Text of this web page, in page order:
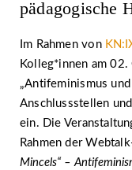
pädagogische
Im Rahmen von
Kolleg*innen am
„Antifeminismus
Anschlussstellen
ein. Die
Rahmen der
Mincels“ –